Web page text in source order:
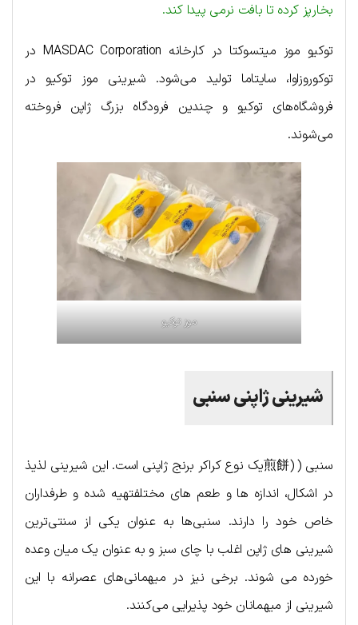
بخارپز کرده تا بافت نرمی پیدا کند.
توکیو موز میتسوکتا در کارخانه MASDAC Corporation در
توکوروزاوا، سایتاما تولید می‌شود. شیرینی موز توکیو در
فروشگاه‌های توکیو و چندین فرودگاه بزرگ ژاپن فروخته
می‌شوند.
موز توکیو
شیرینی ژاپنی سنبی
سنبی ( (煎餅یک نوع کراکر برنج ژاپنی است. این شیرینی لذیذ
در اشکال، اندازه ها و طعم های مختلفتهیه شده و طرفداران
خاص خود را دارند. سنبی‌ها به عنوان یکی از سنتی‌ترین
شیرینی های ژاپن اغلب با چای سبز و به عنوان یک میان وعده
خورده می شوند. برخی نیز در میهمانی‌های عصرانه با این
شیرینی از میهمانان خود پذیرایی می‌کنند.